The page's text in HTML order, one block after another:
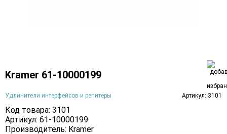
Kramer 61-10000199
Удлинители интерфейсов и репитеры Артикул: 3101
Код товара: 3101
Артикул: 61-10000199
Производитель: Kramer